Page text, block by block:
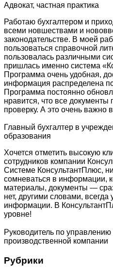
Адвокат, частная практика
Работаю бухгалтером и
всеми новшествами и
законодательстве. В моей
пользоваться справочной
пользовалась различными
пришлась именно система
Программа очень удобная,
информация распределена
Программа постоянно
нравится, что все
проверку. А это очень важно
Главный бухгалтер в
образования
Хочется отметить высокую
сотрудников компании
Системе КонсультантПлюс,
сомневаться в информации,
материалы, документы —
нет, другими словами, всегда
информации. В
уровне!
Руководитель по
производственной компании
Рубрики